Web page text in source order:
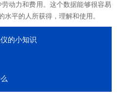
动力和费用。这个数据能够很容易
平的人所获得，理解和使用。
的小知识